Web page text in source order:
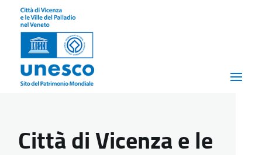
Città di Vicenza e le